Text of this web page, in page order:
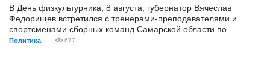
В День физкультурника, 8 августа, губернатор Вячеслав
Федорищев встретился с тренерами-преподавателями и
спортсменами сборных команд Самарской области по...
Политика 677